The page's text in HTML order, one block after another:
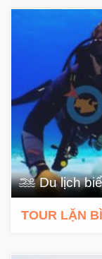
Du lịch
TOUR LẶN